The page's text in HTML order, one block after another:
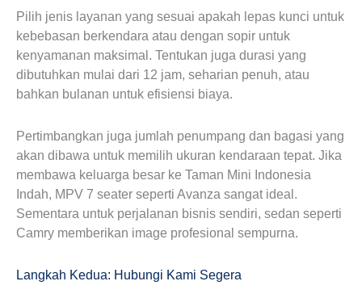
Pilih jenis layanan yang sesuai apakah lepas kunci untuk
kebebasan berkendara atau dengan sopir untuk
kenyamanan maksimal. Tentukan juga durasi yang
dibutuhkan mulai dari 12 jam, seharian penuh, atau
bahkan bulanan untuk efisiensi biaya.
Pertimbangkan juga jumlah penumpang dan bagasi yang
akan dibawa untuk memilih ukuran kendaraan tepat. Jika
membawa keluarga besar ke Taman Mini Indonesia
Indah, MPV 7 seater seperti Avanza sangat ideal.
Sementara untuk perjalanan bisnis sendiri, sedan seperti
Camry memberikan image profesional sempurna.
Langkah Kedua: Hubungi Kami Segera